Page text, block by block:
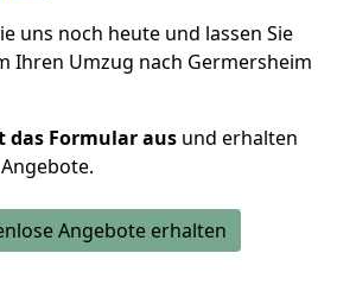
uns noch heute und lassen Sie
Ihren Umzug nach Germersheim
das Formular aus und erhalten
Angebote erhalten